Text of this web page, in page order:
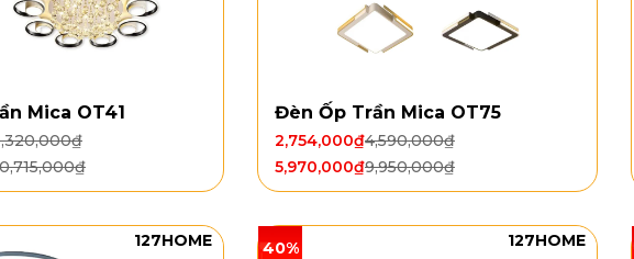
Mica OT41
₫
₫
Đèn Ốp Trần Mica OT75
4,590,000₫
2,754,000₫
9,950,000₫
5,970,000₫
127HOME 40% 127HOME